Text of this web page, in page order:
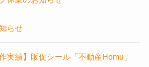
らせ
実績】販促シール「不動産Homu」